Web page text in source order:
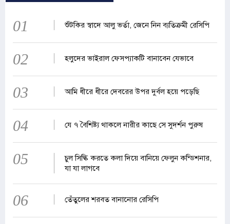
01 শুঁটকির স্বাদে আলু ভর্তা, জেনে নিন ব্যতিক্রমী রেসিপি
02 হলুদের ভাইরাল ফেসপ্যাকটি বানাবেন যেভাবে
03 আমি ধীরে ধীরে দেবরের উপর দুর্বল হয়ে পড়েছি
04 যে ৭ বৈশিষ্ট্য থাকলে নারীর কাছে সে সুদর্শন পুরুষ
05
চুল সিল্কি করতে কলা দিয়ে বানিয়ে ফেলুন কন্ডিশনার,
যা যা লাগবে
06 তেঁতুলের শরবত বানানোর রেসিপি